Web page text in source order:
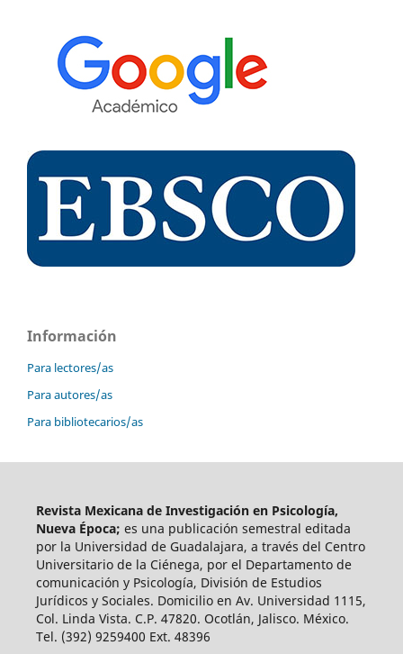
Información
Para lectores/as
Para autores/as
Para bibliotecarios/as
Revista Mexicana de Investigación en Psicología,
Nueva Época; es una publicación semestral editada
por la Universidad de Guadalajara, a través del Centro
Universitario de la Ciénega, por el Departamento de
comunicación y Psicología, División de Estudios
Jurídicos y Sociales. Domicilio en Av. Universidad 1115,
Col. Linda Vista. C.P. 47820. Ocotlán, Jalisco. México.
Tel. (392) 9259400 Ext. 48396